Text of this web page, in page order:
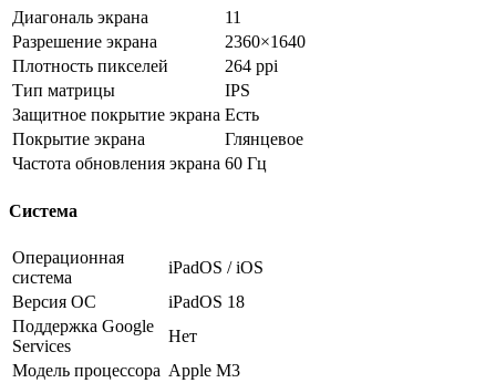
Диагональ экрана
11
Разрешение экрана
2360×1640
Плотность пикселей
264 ppi
Тип матрицы
IPS
Защитное покрытие экрана Есть
Покрытие экрана
Глянцевое
Частота обновления экрана 60 Гц
Система
Операционная
система
iPadOS / iOS
Версия ОС
iPadOS 18
Поддержка Google
Services
Нет
Модель процессора Apple M3